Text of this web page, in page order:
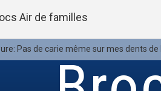
Air de familles
Pas de carie même sur mes dents de